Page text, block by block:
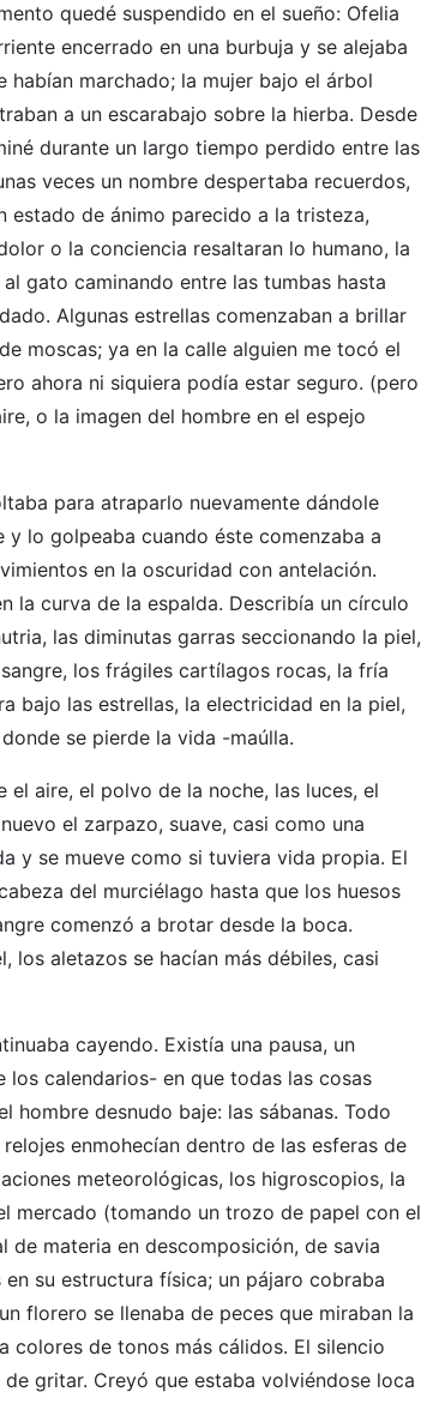
quedé suspendido en el sueño: Ofelia
encerrado en una burbuja y se alejaba
habían marchado; la mujer bajo el árbol
a un escarabajo sobre la hierba. Desde
durante un largo tiempo perdido entre las
veces un nombre despertaba recuerdos,
estado de ánimo parecido a la tristeza,
o la conciencia resaltaran lo humano, la
gato caminando entre las tumbas hasta
Algunas estrellas comenzaban a brillar
moscas; ya en la calle alguien me tocó el
ahora ni siquiera podía estar seguro. (pero
o la imagen del hombre en el espejo
para atraparlo nuevamente dándole
y lo golpeaba cuando éste comenzaba a
en la oscuridad con antelación.
la curva de la espalda. Describía un círculo
las diminutas garras seccionando la piel,
los frágiles cartílagos rocas, la fría
bajo las estrellas, la electricidad en la piel,
se pierde la vida -maúlla.
aire, el polvo de la noche, las luces, el
el zarpazo, suave, casi como una
y se mueve como si tuviera vida propia. El
del murciélago hasta que los huesos
comenzó a brotar desde la boca.
los aletazos se hacían más débiles, casi
cayendo. Existía una pausa, un
calendarios- en que todas las cosas
desnudo baje: las sábanas. Todo
enmohecían dentro de las esferas de
meteorológicas, los higroscopios, la
mercado (tomando un trozo de papel con el
de materia en descomposición, de savia
su estructura física; un pájaro cobraba
florero se llenaba de peces que miraban la
colores de tonos más cálidos. El silencio
gritar. Creyó que estaba volviéndose loca